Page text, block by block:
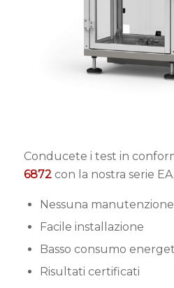
Conducete i test in
6872con la nostra serie
Nessuna manutenzione
Facile installazione
Basso consumo
Risultati certificati